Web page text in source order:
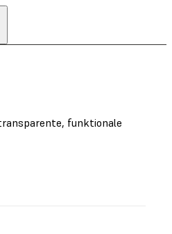
funktionale